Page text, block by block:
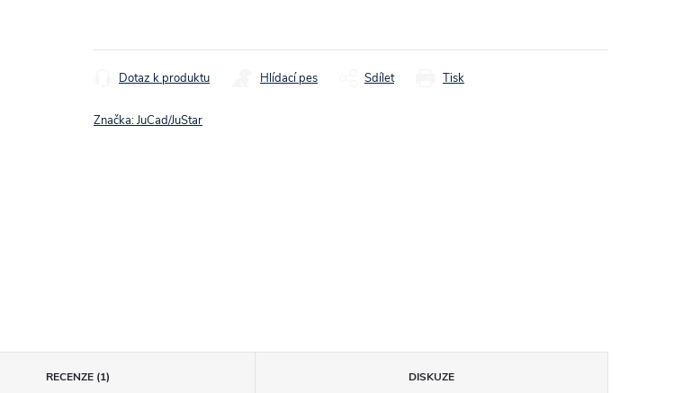
Tisk
Dotaz k produktu Hlídací pes Sdílet
Značka:JuCad/JuStar
RECENZE (1) DISKUZE